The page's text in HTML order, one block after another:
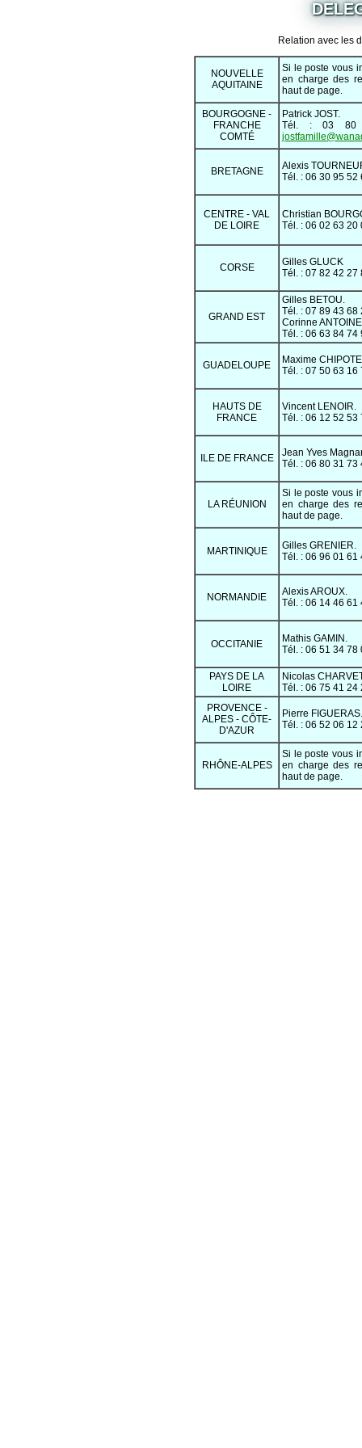
Relation avec les
NOUVELLE
AQUITAINE
Si le poste vous
en charge des
haut de page.
BOURGOGNE -
FRANCHE
COMTÉ
Patrick JOST.
Tél. : 03
BRETAGNE
Alexis
Tél. : 06 30 95 52
CENTRE - VAL
DE LOIRE
Christian
Tél. : 06 02 63 20
CORSE
Gilles GLUCK
Tél. : 07 82 42 27
GRAND EST
Gilles BETOU.
Tél. : 07 89 43 68
Corinne
Tél. : 06 63 84 74
GUADELOUPE
Maxime
Tél. : 07 50 63 16
HAUTS DE
FRANCE
Vincent LENOIR.
Tél. : 06 12 52 53
ILE DE FRANCE
Jean Yves
Tél. : 06 80 31 73
LA RÉUNION
Si le poste vous
en charge des
haut de page.
MARTINIQUE
Gilles GRENIER.
Tél. : 06 96 01 61
NORMANDIE
Alexis AROUX.
Tél. : 06 14 46 61
OCCITANIE
Mathis GAMIN.
Tél. : 06 51 34 78
PAYS DE LA
LOIRE
Nicolas
Tél. : 06 75 41 24
PROVENCE -
ALPES - CÔTE-
D'AZUR
Pierre FIGUERAS.
Tél. : 06 52 06 12
RHÔNE-ALPES
Si le poste vous
en charge des
haut de page.